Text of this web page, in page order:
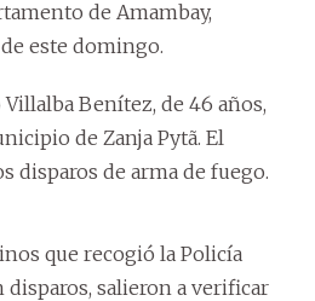
de Amambay,
este domingo.
Benítez, de 46 años,
de Zanja Pytã. El
disparos de arma de fuego.
que recogió la Policía
disparos, salieron a verificar